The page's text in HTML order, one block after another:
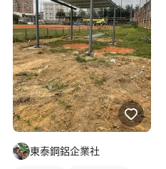
東泰鋼鋁企業社